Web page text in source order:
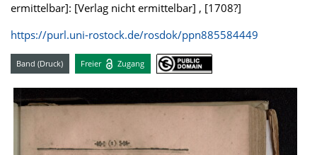
ermittelbar]: [Verlag nicht ermittelbar] , [1708?]
https://purl.uni-rostock.de/rosdok/ppn885584449
Band (Druck) Freier Zugang